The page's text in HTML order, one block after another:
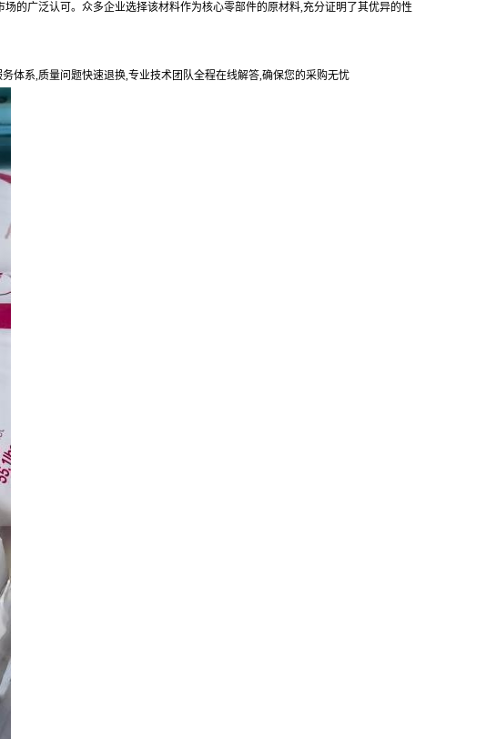
的广泛认可。众多企业选择该材料作为核心零部件的原材料,充分证明了其优异的性
体系,质量问题快速退换,专业技术团队全程在线解答,确保您的采购无忧